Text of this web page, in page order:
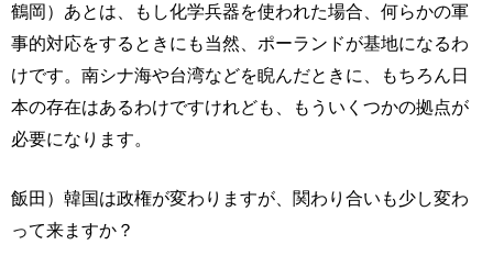
鶴岡）あとは、もし化学兵器を使われた場合、何らかの軍
事的対応をするときにも当然、ポーランドが基地になるわ
けです。南シナ海や台湾などを睨んだときに、もちろん日
本の存在はあるわけですけれども、もういくつかの拠点が
必要になります。
飯田）韓国は政権が変わりますが、関わり合いも少し変わ
って来ますか？